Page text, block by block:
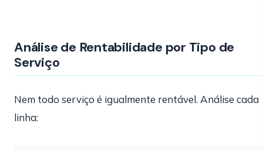
Análise de Rentabilidade por Tipo de
Serviço
Nem todo serviço é igualmente rentável. Análise cada
linha: